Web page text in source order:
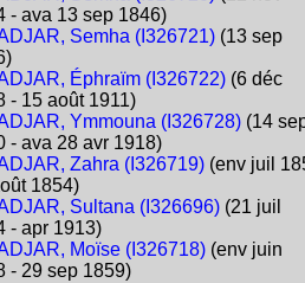
- ava 13 sep 1846)
Semha (I326721)(13 sep
Éphraïm (I326722)(6 déc
- 15 août 1911)
Ymmouna (I326728)(14
- ava 28 avr 1918)
Zahra (I326719)(env juil
1854)
Sultana (I326696)(21 juil
- apr 1913)
Moïse (I326718)(env juin
- 29 sep 1859)